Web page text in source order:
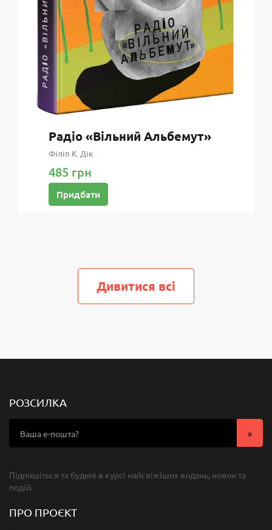
Радіо «Вільний Альбемут»
Філіп К. Дік
485 грн
Придбати
Дивитися всi
РОЗСИЛКА
Підпишіться та будьте в курсі найсвіжіших видань, новин та
подій.
ПРО ПРОЄКТ